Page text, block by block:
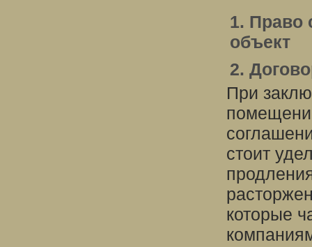
1. Право
объект
2.
При
стоит
которые